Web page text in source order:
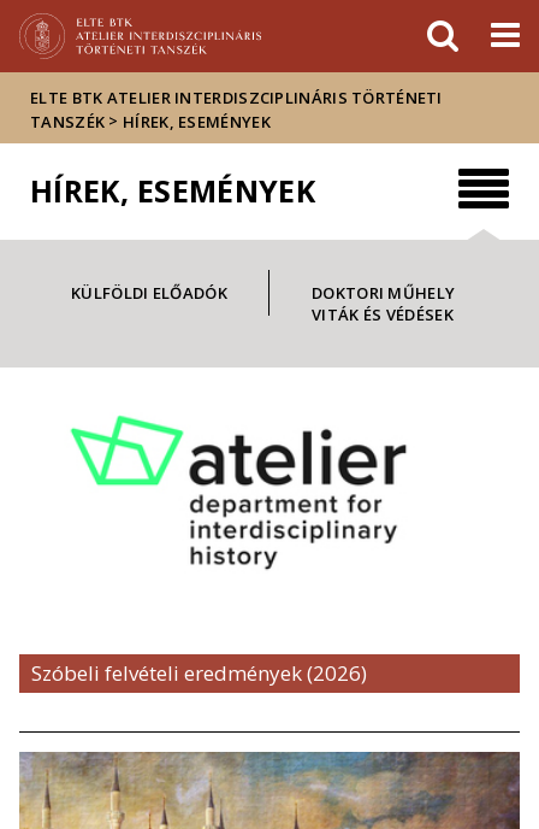
Hírek
Események
ELTE a
sajtóban
ELTE BTK ATELIER INTERDISZCIPLINÁRIS TÖRTÉNETI
TANSZÉK > HÍREK, ESEMÉNYEK
HÍREK, ESEMÉNYEK
KÜLFÖLDI ELŐADÓK
DOKTORI MŰHELY
VITÁK ÉS VÉDÉSEK
Szóbeli felvételi eredmények (2026)